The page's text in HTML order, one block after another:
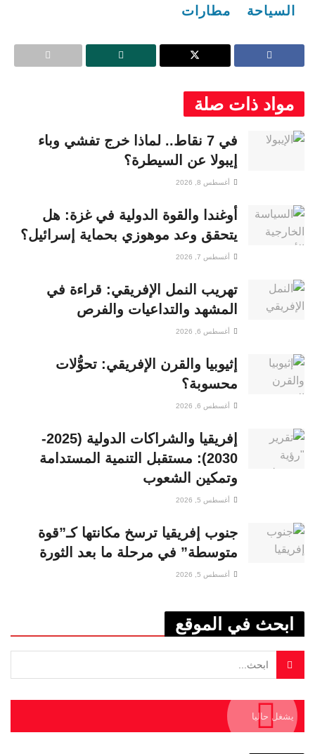
السياحة مطارات
مواد ذات صلة
في 7 نقاط.. لماذا خرج تفشي وباء
إيبولا عن السيطرة؟
أغسطس 8, 2026
أوغندا والقوة الدولية في غزة: هل
يتحقق وعد موهوزي بحماية إسرائيل؟
أغسطس 7, 2026
تهريب النمل الإفريقي: قراءة في
المشهد والتداعيات والفرص
أغسطس 6, 2026
إثيوبيا والقرن الإفريقي: تحوُّلات
محسوبة؟
أغسطس 6, 2026
إفريقيا والشراكات الدولية (2025-
2030): مستقبل التنمية المستدامة
وتمكين الشعوب
أغسطس 5, 2026
جنوب إفريقيا ترسخ مكانتها كـ”قوة
متوسطة” في مرحلة ما بعد الثورة
أغسطس 5, 2026
ابحث في الموقع
يشغل حاليا